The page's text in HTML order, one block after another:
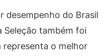
desempenho do Brasil
Seleção também foi
representa o melhor